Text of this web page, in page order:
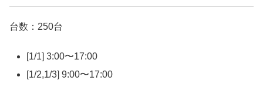
台数：250台
[1/1] 3:00〜17:00
[1/2,1/3] 9:00〜17:00